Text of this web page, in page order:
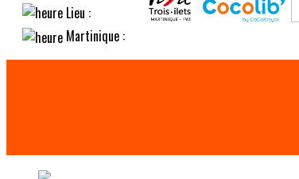
Lieu :
Martinique :